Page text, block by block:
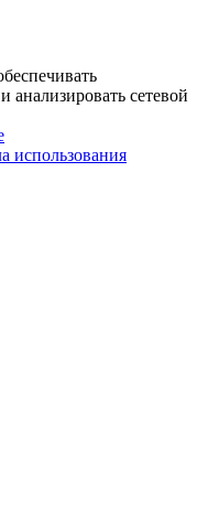
анализировать сетевой
использования